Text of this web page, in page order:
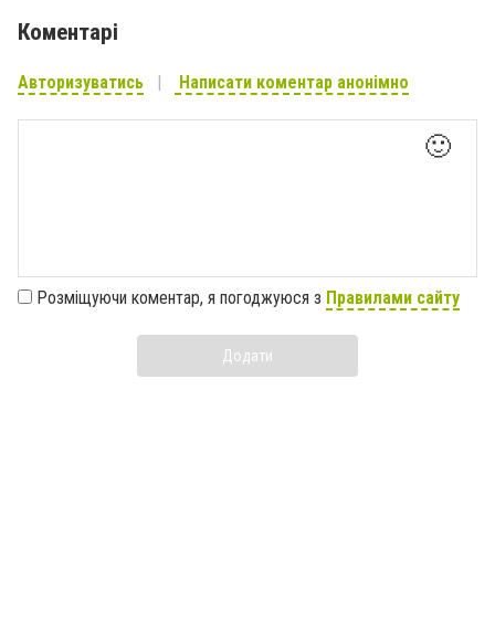
Коментарі
Авторизуватись Написати коментар анонімно
🙂
Розміщуючи коментар, я погоджуюся з Правилами сайту
Додати